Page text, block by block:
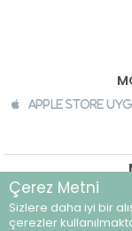
Apple Store
©
Çerez Metni
Sizlere daha iyi bir
çerezler